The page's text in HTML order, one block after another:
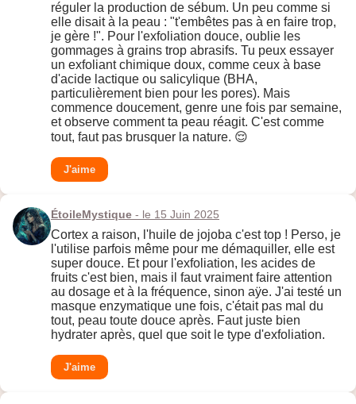
réguler la production de sébum. Un peu comme si
elle disait à la peau : "t'embêtes pas à en faire trop,
je gère !". Pour l'exfoliation douce, oublie les
gommages à grains trop abrasifs. Tu peux essayer
un exfoliant chimique doux, comme ceux à base
d'acide lactique ou salicylique (BHA,
particulièrement bien pour les pores). Mais
commence doucement, genre une fois par semaine,
et observe comment ta peau réagit. C'est comme
tout, faut pas brusquer la nature. 😌
J'aime
ÉtoileMystique - le 15 Juin 2025
Cortex a raison, l'huile de jojoba c'est top ! Perso, je
l'utilise parfois même pour me démaquiller, elle est
super douce. Et pour l'exfoliation, les acides de
fruits c'est bien, mais il faut vraiment faire attention
au dosage et à la fréquence, sinon aÿe. J'ai testé un
masque enzymatique une fois, c'était pas mal du
tout, peau toute douce après. Faut juste bien
hydrater après, quel que soit le type d'exfoliation.
J'aime